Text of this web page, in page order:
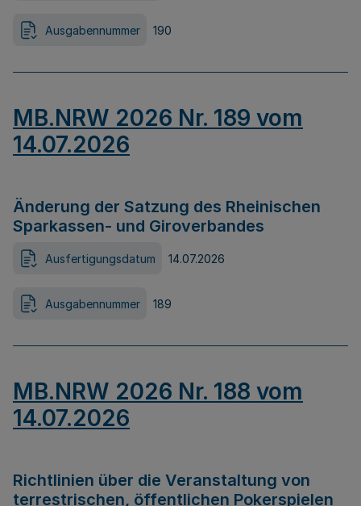
Ausgabennummer 190
MB.NRW 2026 Nr. 189 vom
14.07.2026
Änderung der Satzung des Rheinischen
Sparkassen- und Giroverbandes
Ausfertigungsdatum 14.07.2026
Ausgabennummer 189
MB.NRW 2026 Nr. 188 vom
14.07.2026
Richtlinien über die Veranstaltung von
terrestrischen, öffentlichen Pokerspielen